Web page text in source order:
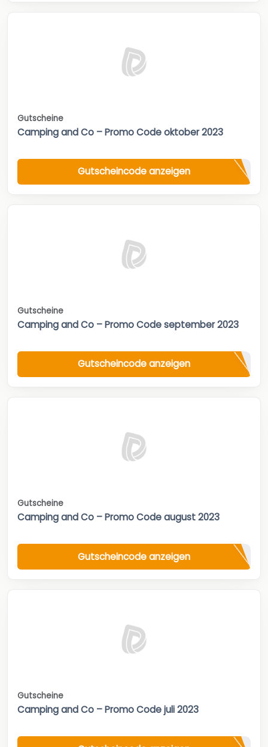
Gutscheine
Camping and Co – Promo Code oktober 2023
Gutscheincode anzeigen
Gutscheine
Camping and Co – Promo Code september 2023
Gutscheincode anzeigen
Gutscheine
Camping and Co – Promo Code august 2023
Gutscheincode anzeigen
Gutscheine
Camping and Co – Promo Code juli 2023